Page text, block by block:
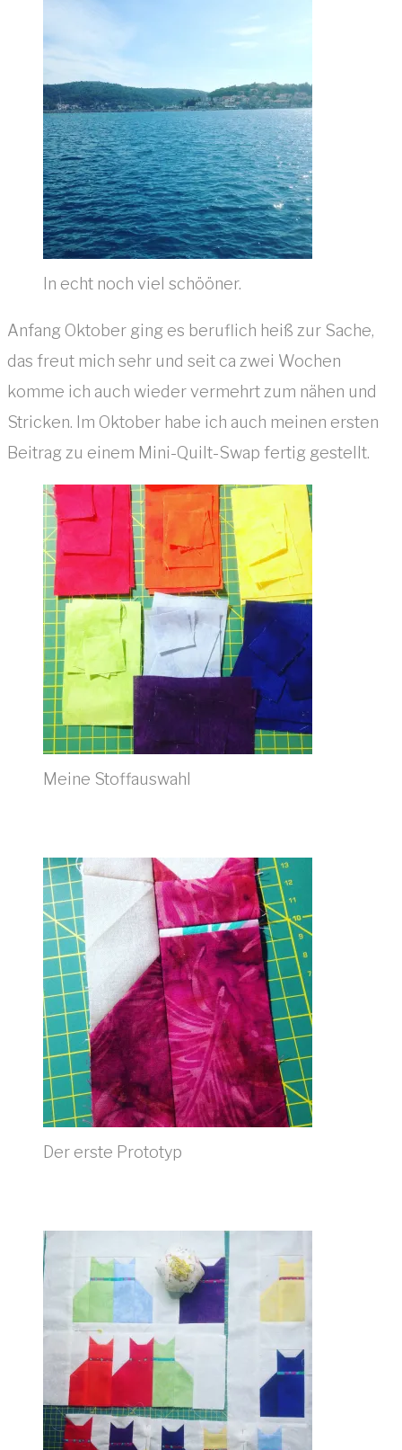
In echt noch viel schööner.
Anfang Oktober ging es beruflich heiß zur Sache,
das freut mich sehr und seit ca zwei Wochen
komme ich auch wieder vermehrt zum nähen und
Stricken. Im Oktober habe ich auch meinen ersten
Beitrag zu einem Mini-Quilt-Swap fertig gestellt.
Meine Stoffauswahl
Der erste Prototyp